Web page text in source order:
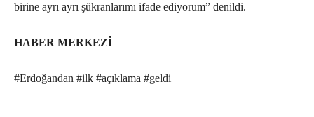
birine ayrı ayrı şükranlarımı ifade ediyorum” denildi.
HABER MERKEZİ
#Erdoğandan #ilk #açıklama #geldi